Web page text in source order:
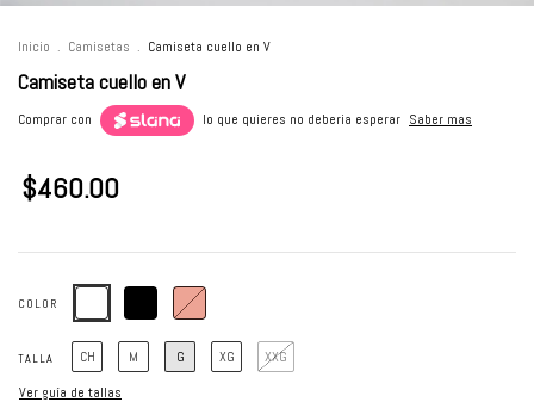
Inicio . Camisetas . Camiseta cuello en V
Camiseta cuello en V
Comprar con lo que quieres no deberia esperar Saber mas
$460.00
COLOR
TALLA CH M G XG
XXG
Ver guía de tallas